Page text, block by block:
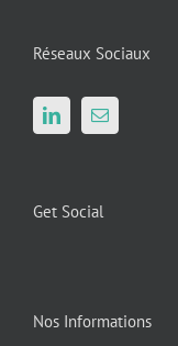
Réseaux Sociaux
Get Social
Nos Informations